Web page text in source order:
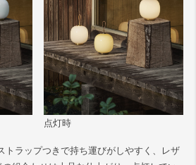
点灯時
トラップつきで持ち運びがしやすく、レザ